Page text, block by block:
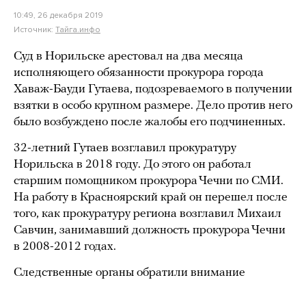
10:49, 26 декабря 2019
Источник: Тайга.инфо
Суд в Норильске арестовал на два месяца
исполняющего обязанности прокурора города
Хаваж-Бауди Гутаева, подозреваемого в получении
взятки в особо крупном размере. Дело против него
было возбуждено после жалобы его подчиненных.
32-летний Гутаев возглавил прокуратуру
Норильска в 2018 году. До этого он работал
старшим помощником прокурора Чечни по СМИ.
На работу в Красноярский край он перешел после
того, как прокуратуру региона возглавил Михаил
Савчин, занимавший должность прокурора Чечни
в 2008-2012 годах.
Следственные органы обратили внимание